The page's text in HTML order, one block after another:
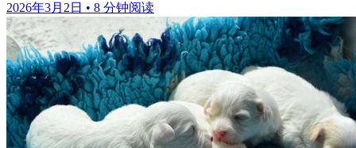
2026年3月2日 • 8 分钟阅读